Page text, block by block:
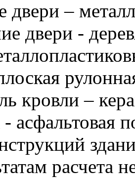
–
двери -
кровли –
-
расчета